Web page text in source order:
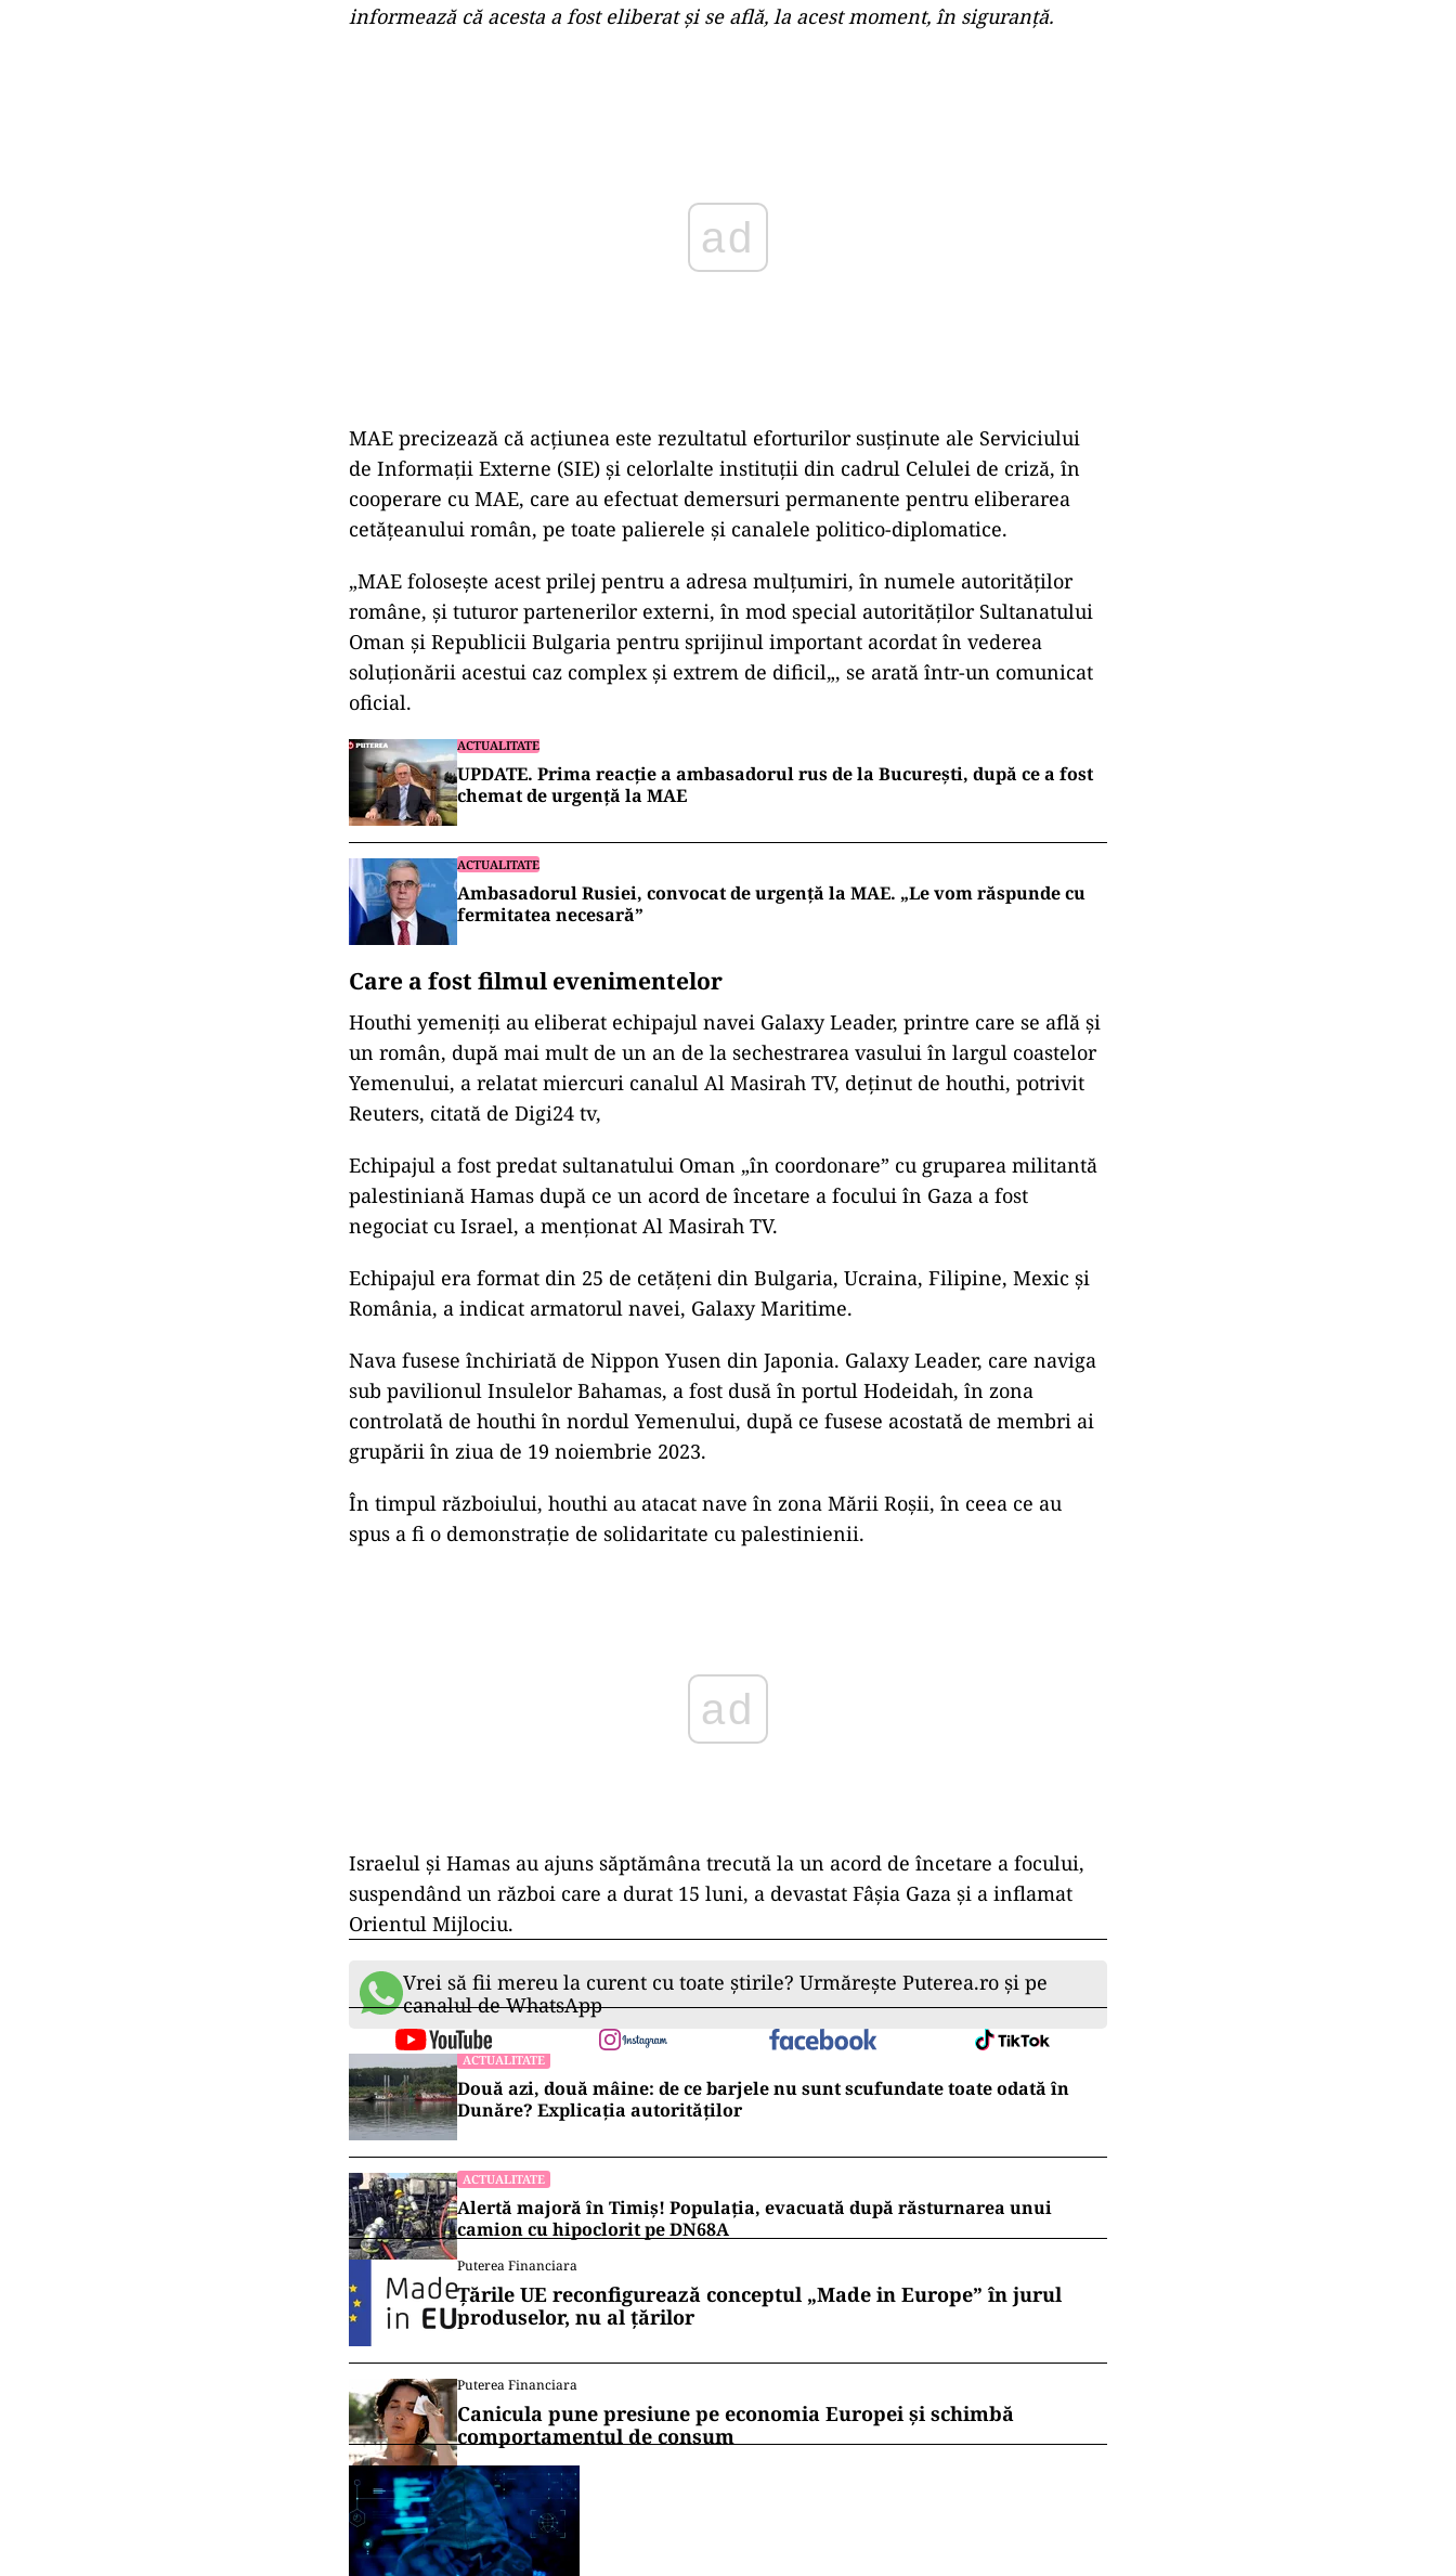
informează că acesta a fost eliberat și se află, la acest moment, în siguranță.
MAE precizează că acțiunea este rezultatul eforturilor susținute ale Serviciului
de Informaţii Externe (SIE) şi celorlalte instituţii din cadrul Celulei de criză, în
cooperare cu MAE, care au efectuat demersuri permanente pentru eliberarea
cetățeanului român, pe toate palierele și canalele politico-diplomatice.
„MAE folosește acest prilej pentru a adresa mulțumiri, în numele autorităților
române, și tuturor partenerilor externi, în mod special autorităților Sultanatului
Oman și Republicii Bulgaria pentru sprijinul important acordat în vederea
soluționării acestui caz complex și extrem de dificil„, se arată într-un comunicat
oficial.
ACTUALITATE
UPDATE. Prima reacție a ambasadorul rus de la București, după ce a fost
chemat de urgență la MAE
ACTUALITATE
Ambasadorul Rusiei, convocat de urgență la MAE. „Le vom răspunde cu
fermitatea necesară”
Care a fost filmul evenimentelor
Houthi yemeniţi au eliberat echipajul navei Galaxy Leader, printre care se află şi
un român, după mai mult de un an de la sechestrarea vasului în largul coastelor
Yemenului, a relatat miercuri canalul Al Masirah TV, deţinut de houthi, potrivit
Reuters, citată de Digi24 tv,
Echipajul a fost predat sultanatului Oman „în coordonare” cu gruparea militantă
palestiniană Hamas după ce un acord de încetare a focului în Gaza a fost
negociat cu Israel, a menţionat Al Masirah TV.
Echipajul era format din 25 de cetăţeni din Bulgaria, Ucraina, Filipine, Mexic şi
România, a indicat armatorul navei, Galaxy Maritime.
Nava fusese închiriată de Nippon Yusen din Japonia. Galaxy Leader, care naviga
sub pavilionul Insulelor Bahamas, a fost dusă în portul Hodeidah, în zona
controlată de houthi în nordul Yemenului, după ce fusese acostată de membri ai
grupării în ziua de 19 noiembrie 2023.
În timpul războiului, houthi au atacat nave în zona Mării Roşii, în ceea ce au
spus a fi o demonstraţie de solidaritate cu palestinienii.
ad
Israelul şi Hamas au ajuns săptămâna trecută la un acord de încetare a focului,
suspendând un război care a durat 15 luni, a devastat Fâşia Gaza şi a inflamat
Orientul Mijlociu.
Vrei să fii mereu la curent cu toate știrile? Urmărește Puterea.ro și pe
canalul de WhatsApp
ACTUALITATE
Două azi, două mâine: de ce barjele nu sunt scufundate toate odată în
Dunăre? Explicația autorităților
ACTUALITATE
Alertă majoră în Timiș! Populația, evacuată după răsturnarea unui
camion cu hipoclorit pe DN68A
Puterea Financiara
Țările UE reconfigurează conceptul „Made in Europe” în jurul
produselor, nu al țărilor
Puterea Financiara
Canicula pune presiune pe economia Europei și schimbă
comportamentul de consum